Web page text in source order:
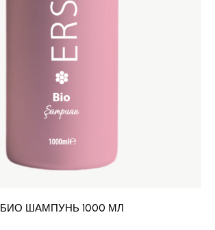
БИО ШАМПУНЬ 1000 МЛ